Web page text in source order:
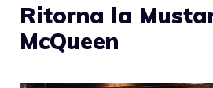
Ritorna la
McQueen